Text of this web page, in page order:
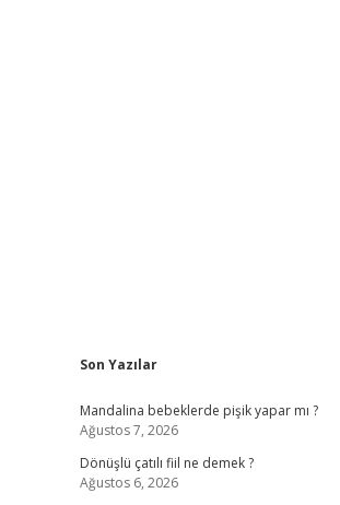
Sidebar
Son Yazılar
Mandalina bebeklerde pişik yapar mı ?
Ağustos 7, 2026
Dönüşlü çatılı fiil ne demek ?
Ağustos 6, 2026